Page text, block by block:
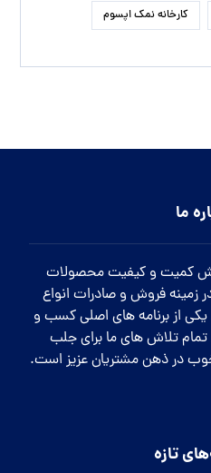
کارخانه نمک اپسوم
ما
کمیت و کیفیت محصولات
زمینه فروش و صادرات انواع
از برنامه های اصلی کسب و
تلاش های ما برای جلب
در ذهن مشتریان عزیز است.
تازه